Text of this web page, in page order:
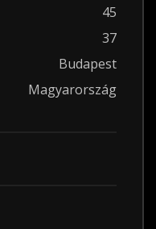
45
37
Budapest
Magyarország